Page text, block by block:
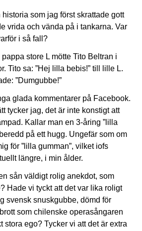
historia som jag först skrattade gott
vrida och vända på i tankarna. Var
i så fall?
store L mötte Tito Beltran i
Tito sa: ”Hej lilla bebis!” till lille L.
”Dumgubbe!”
glada kommentarer på Facebook.
tycker jag, det är inte konstigt att
Kallar man en 3-åring ”lilla
på ett hugg. Ungefär som om
för ”lilla gumman”, vilket iofs
längre, i min ålder.
sån väldigt rolig anekdot, som
Hade vi tyckt att det var lika roligt
svensk snuskgubbe, dömd för
som chilenske operasångaren
stora ego? Tycker vi att det är extra